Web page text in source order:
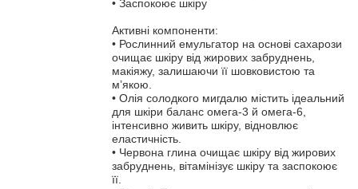
• Заспокоює шкіру
Активні компоненти:
• Рослинний емульгатор на основі сахарози
очищає шкіру від жирових забруднень,
макіяжу, залишаючи її шовковистою та
м’якою.
• Олія солодкого мигдалю містить ідеальний
для шкіри баланс омега-3 й омега-6,
інтенсивно живить шкіру, відновлює
еластичність.
• Червона глина очищає шкіру від жирових
забруднень, вітамінізує шкіру та заспокоює
її.